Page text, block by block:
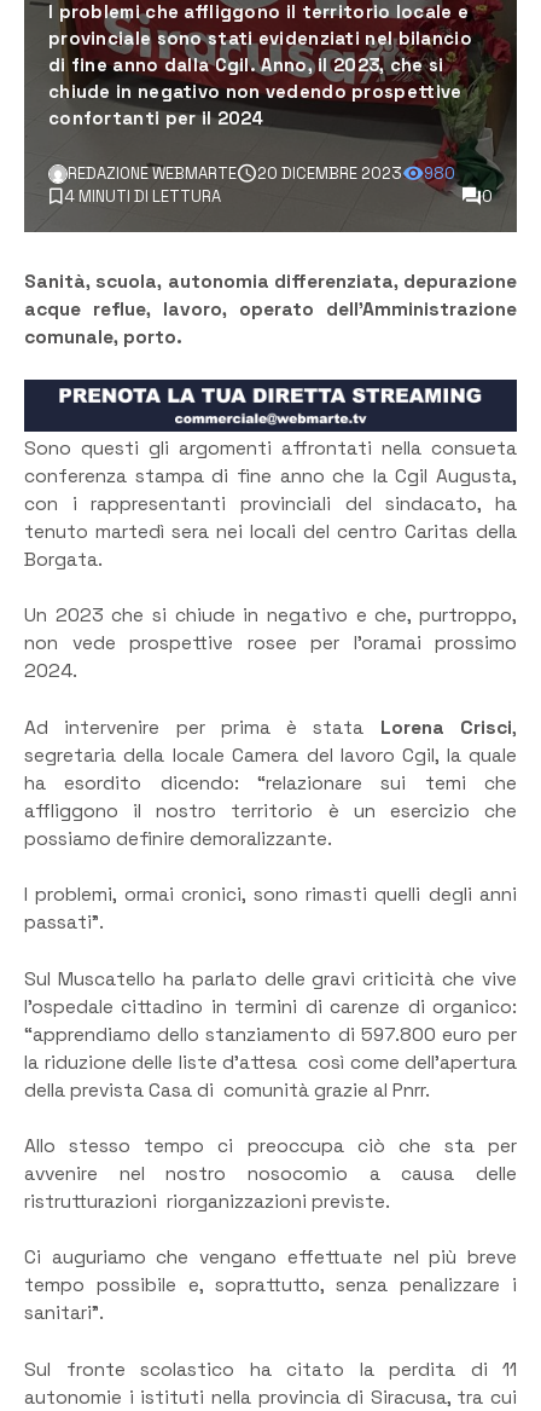
I problemi che affliggono il territorio locale e
provinciale sono stati evidenziati nel bilancio
di fine anno dalla Cgil. Anno, il 2023, che si
chiude in negativo non vedendo prospettive
confortanti per il 2024
REDAZIONE WEBMARTE 20 DICEMBRE 2023
980
4 MINUTI DI LETTURA
0
Sanità, scuola, autonomia differenziata, depurazione
acque reflue, lavoro, operato dell’Amministrazione
comunale, porto.
Sono questi gli argomenti affrontati nella consueta
conferenza stampa di fine anno che la Cgil Augusta,
con i rappresentanti provinciali del sindacato, ha
tenuto martedì sera nei locali del centro Caritas della
Borgata.
Un 2023 che si chiude in negativo e che, purtroppo,
non vede prospettive rosee per l’oramai prossimo
2024.
Ad intervenire per prima è stata Lorena Crisci,
segretaria della locale Camera del lavoro Cgil, la quale
ha esordito dicendo: “relazionare sui temi che
affliggono il nostro territorio è un esercizio che
possiamo definire demoralizzante.
I problemi, ormai cronici, sono rimasti quelli degli anni
passati”.
Sul Muscatello ha parlato delle gravi criticità che vive
l’ospedale cittadino in termini di carenze di organico:
“apprendiamo dello stanziamento di 597.800 euro per
la riduzione delle liste d’attesa così come dell’apertura
della prevista Casa di comunità grazie al Pnrr.
Allo stesso tempo ci preoccupa ciò che sta per
avvenire nel nostro nosocomio a causa delle
ristrutturazioni riorganizzazioni previste.
Ci auguriamo che vengano effettuate nel più breve
tempo possibile e, soprattutto, senza penalizzare i
sanitari”.
Sul fronte scolastico ha citato la perdita di 11
autonomie i istituti nella provincia di Siracusa, tra cui